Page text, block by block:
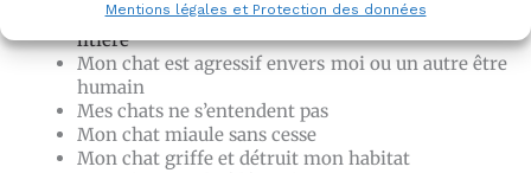
Mentions légales et Protection des données
Mon chat fait pipi et caca en dehors de son bac à
litière
Mon chat est agressif envers moi ou un autre être
humain
Mes chats ne s’entendent pas
Mon chat miaule sans cesse
Mon chat griffe et détruit mon habitat